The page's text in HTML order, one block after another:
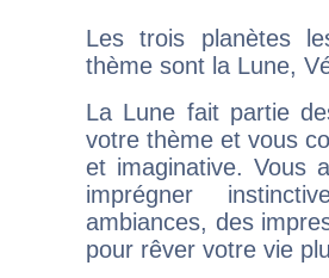
Les trois planètes
thème sont la Lune,
La Lune fait partie
votre thème et vous
et imaginative. Vous
imprégner
ambiances, des
pour rêver votre vie